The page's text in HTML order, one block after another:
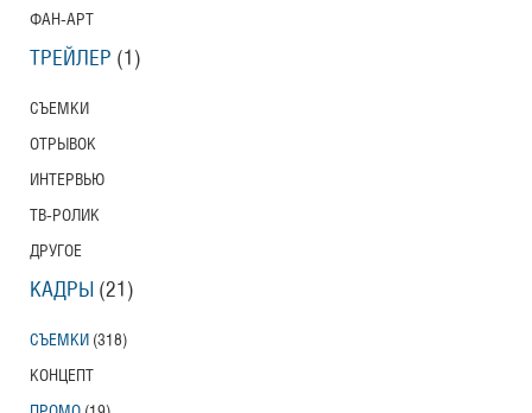
ФАН-АРТ
ТРЕЙЛЕР (1)
СЪЕМКИ
ОТРЫВОК
ИНТЕРВЬЮ
ТВ-РОЛИК
ДРУГОЕ
КАДРЫ (21)
СЪЕМКИ (318)
КОНЦЕПТ